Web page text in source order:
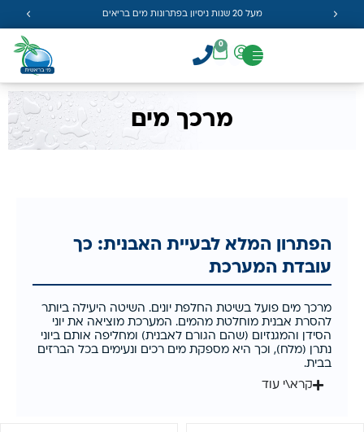
מעל 20 שנות ניסיון בפתרונות מים בריאים
0
מרכך מים
הפתרון המלא לבעיית האבנית: כך
עובדת המערכת
מרכך מים פועל בשיטת החלפת יונים. השיטה היעילה ביותר
להסרת אבנית מוחלטת מהמים. המערכת מוציאה את יוני
הסידן והמגנזיום (שהם הגורם לאבנית) ומחליפה אותם ביוני
נתרן (מלח), וכך היא מספקת מים רכים ונעימים בכל הברזים
בבית.
קרא\י עוד